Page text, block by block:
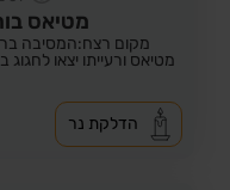
מטיאס
מקום רצח:המסיבה
הדלקת נר